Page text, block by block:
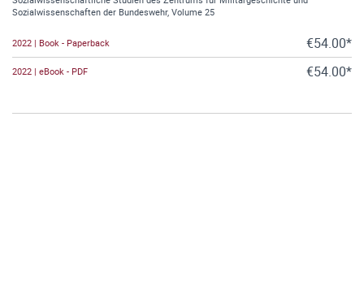
Sozialwissenschaften der Bundeswehr, Volume 25
2022 | Book - Paperback €54.00*
2022 | eBook - PDF €54.00*